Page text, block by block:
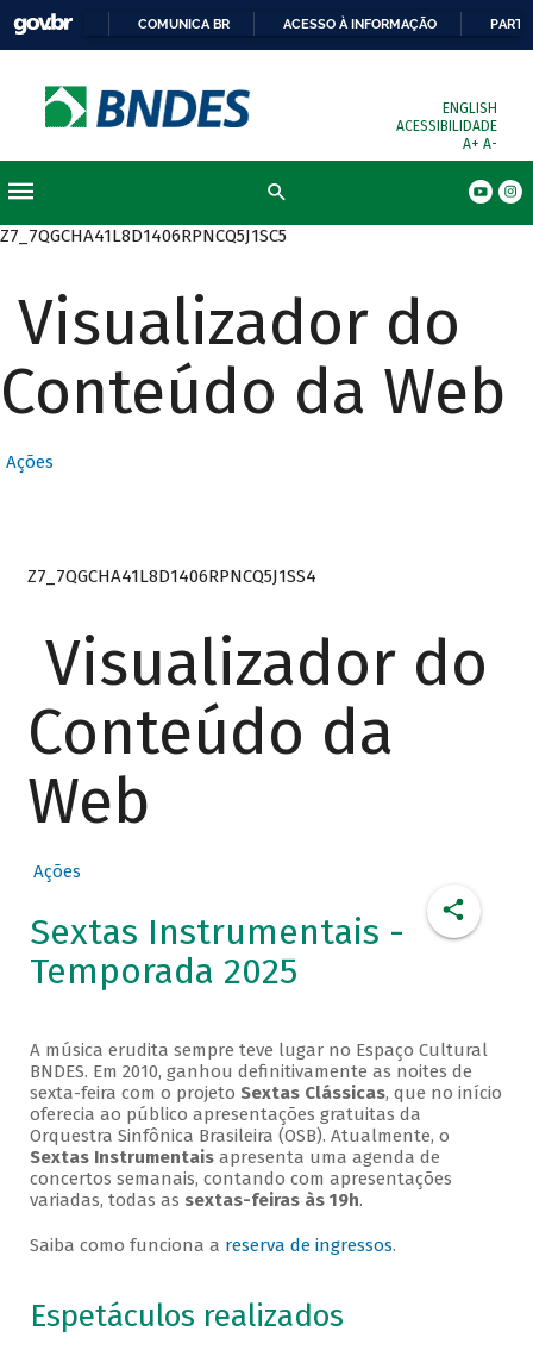
COMUNICA BR ACESSO À INFORMAÇÃO
ENGLISH
ACESSIBILIDADE
A+ A-
Z7_7QGCHA41L8D1406RPNCQ5J1SC5
Visualizador do
Conteúdo da Web
Ações
Z7_7QGCHA41L8D1406RPNCQ5J1SS4
Visualizador do
Conteúdo da
Web
Ações
Sextas Instrumentais -
Temporada 2025
A música erudita sempre teve lugar no Espaço Cultural
BNDES. Em 2010, ganhou definitivamente as noites de
sexta-feira com o projeto Sextas Clássicas, que no início
oferecia ao público apresentações gratuitas da
Orquestra Sinfônica Brasileira (OSB). Atualmente, o
Sextas Instrumentaisapresenta uma agenda de
concertos semanais, contando com apresentações
variadas, todas as sextas-feiras às 19h.
Saiba como funciona a reserva de ingressos.
Espetáculos realizados